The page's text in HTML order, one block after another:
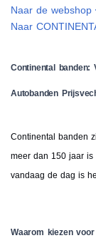
Naar de webshop
Naar
Continental
Autobanden
Continental banden
meer dan 150 jaar
vandaag de dag is
Waarom kiezen